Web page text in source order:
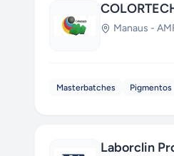
Manaus - AM
Masterbatches Pigmentos
Laborclin